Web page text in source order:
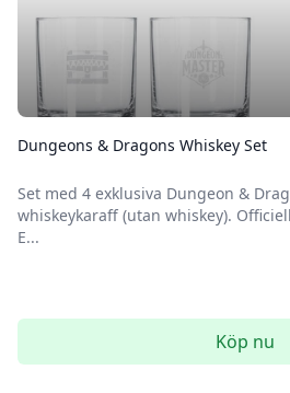
Dungeons & Dragons Whiskey Set
Set med 4 exklusiva Dungeon &
whiskeykaraff (utan whiskey).
E...
Köp nu